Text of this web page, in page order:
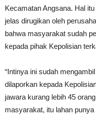
Kecamatan Angsana. Hal
jelas dirugikan oleh
bahwa masyarakat sudah
kepada pihak Kepolisian
“Intinya ini sudah
dilaporkan kepada
jawara kurang lebih 45
masyarakat, itu lahan